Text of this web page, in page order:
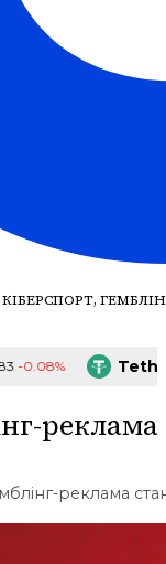
КІБЕРСПОРТ,
реклама